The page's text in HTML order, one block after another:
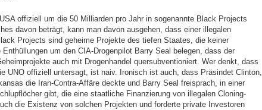
offiziell um die 50 Milliarden pro Jahr in sogenannte Black Projects
davon beträgt, kann man davon ausgehen, dass einer illegalen
Projects sind geheime Projekte des tiefen Staates, die keiner
um den CIA-Drogenpilot Barry Seal belegen, dass der
auch mit Drogenhandel quersubventioniert. Wer denkt, dass
UNO offiziell untersagt, ist naiv. Ironisch ist auch, dass Präsindet Clinton,
die Iran-Contra-Affäre deckte und Barry Seal freisprach, in einer
gibt, die eine staatliche Finanzierung von illegalen Cloning-
die Existenz von solchen Projekten und forderte private Investoren